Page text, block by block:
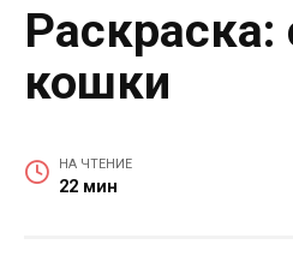
Раскраска:
кошки
НА ЧТЕНИЕ
22 мин